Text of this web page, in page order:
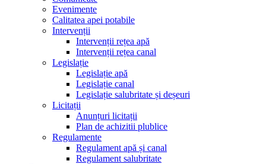
Evenimente
Calitatea apei potabile
Intervenții
Intervenții rețea apă
Intervenții rețea canal
Legislație
Legislație apă
Legislație canal
Legislație salubritate și deșeuri
Licitații
Anunțuri licitații
Plan de achizitii plublice
Regulamente
Regulament apă și canal
Regulament salubritate